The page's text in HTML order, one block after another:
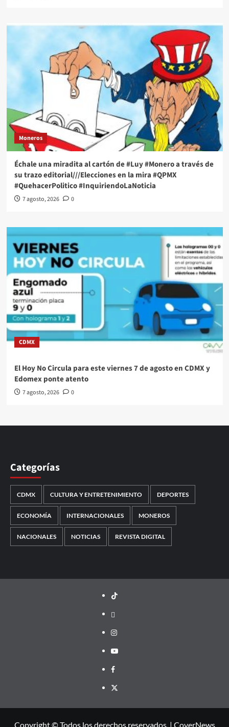
Moneros
Échale una miradita al cartón de #Luy #Monero a través de
su trazo editorial///Elecciones en la mira #QPMX
#QuehacerPolitico #InquiriendoLaNoticia
7 agosto, 2026 0
CDMX
El Hoy No Circula para este viernes 7 de agosto en CDMX y
Edomex ponte atento
7 agosto, 2026 0
Categorías
CDMX CULTURA Y ENTRETENIMIENTO DEPORTES
ECONOMÍA INTERNACIONALES MONEROS
NACIONALES NOTICIAS REVISTA DIGITAL
TikTok
threads
Instagram
Youtube
Facebook
X
Copyright © Todos los derechos reservados. | CoverNews